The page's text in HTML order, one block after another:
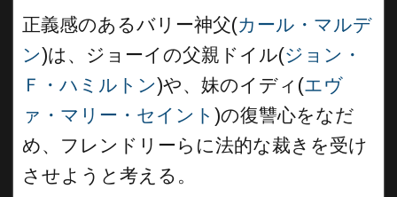
正義感のあるバリー神父(カール・マルデ
ン)は、ジョーイの父親ドイル(ジョン・
Ｆ・ハミルトン)や、妹のイディ(エヴ
ァ・マリー ・セイント )の復讐心をなだ
め、フレンドリーらに法的な裁きを受け
させようと考える。